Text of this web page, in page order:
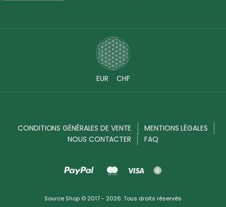
EUR CHF
CONDITIONS GÉNÉRALES DE VENTE
MENTIONS LÉGALES
NOUS CONTACTER
FAQ
Source Shop © 2017 - 2026. Tous droits réservés